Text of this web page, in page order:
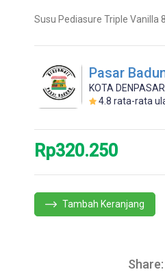
Susu Pediasure Triple Vanilla
Pasar
KOTA
4.8 rata-rata
Rp320.250
Tambah Keranjang
Share: